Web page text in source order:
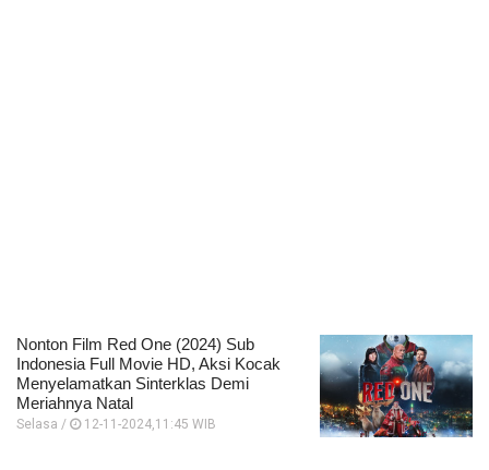
Nonton Film Red One (2024) Sub
Indonesia Full Movie HD, Aksi Kocak
Menyelamatkan Sinterklas Demi
Meriahnya Natal
Selasa / 12-11-2024,11:45 WIB